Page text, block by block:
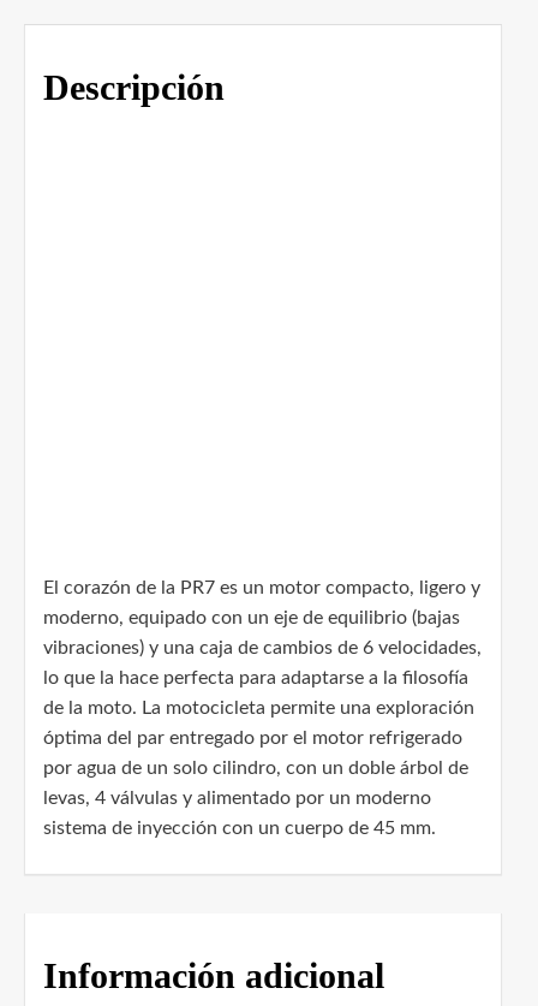
Descripción
El corazón de la PR7 es un motor compacto, ligero y
moderno, equipado con un eje de equilibrio (bajas
vibraciones) y una caja de cambios de 6 velocidades,
lo que la hace perfecta para adaptarse a la filosofía
de la moto. La motocicleta permite una exploración
óptima del par entregado por el motor refrigerado
por agua de un solo cilindro, con un doble árbol de
levas, 4 válvulas y alimentado por un moderno
sistema de inyección con un cuerpo de 45 mm.
Información adicional